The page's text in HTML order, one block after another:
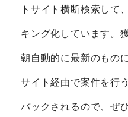
トサイト横断検索して
キング化しています。
朝自動的に最新のもの
サイト経由で案件を行
バックされるので、ぜ